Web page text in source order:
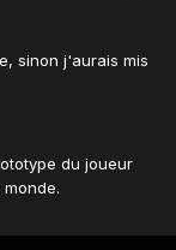
sinon j'aurais mis
du joueur